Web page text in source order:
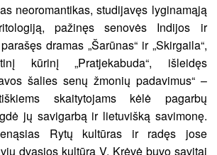
neoromantikas, studijavęs lyginamąją
pažinęs senovės Indijos ir
dramas „Šarūnas“ ir „Skirgaila“,
kūrinį „Pratjekabuda“, išleidęs
šalies senų žmonių padavimus“ –
skaitytojams kėlė pagarbų
jų savigarbą ir lietuvišką savimonę.
Rytų kultūras ir radęs jose
dvasios kultūra V. Krėvė buvo savitai